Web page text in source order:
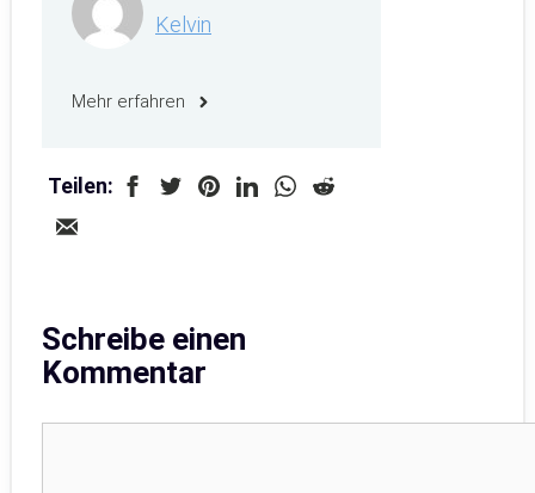
Kelvin
Mehr erfahren
Teilen:
Schreibe einen
Kommentar